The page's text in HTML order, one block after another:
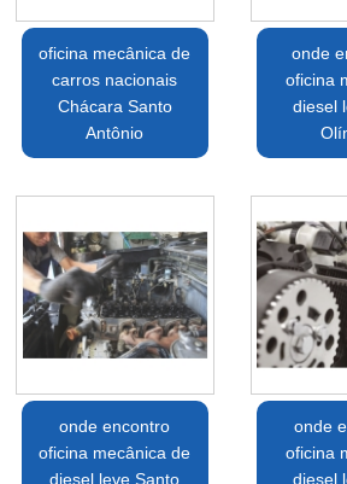
oficina mecânica de
carros nacionais
Chácara Santo
Antônio
onde
oficina
diesel
onde encontro
oficina mecânica de
diesel leve Santo
onde
oficina
diesel